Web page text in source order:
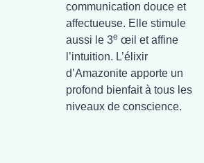
communication douce et
affectueuse. Elle stimule
aussi le 3e œil et affine
l’intuition. L’élixir
d’Amazonite apporte un
profond bienfait à tous les
niveaux de conscience.